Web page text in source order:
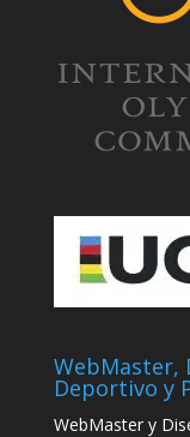
WebMaster,
Deportivo y
WebMaster y